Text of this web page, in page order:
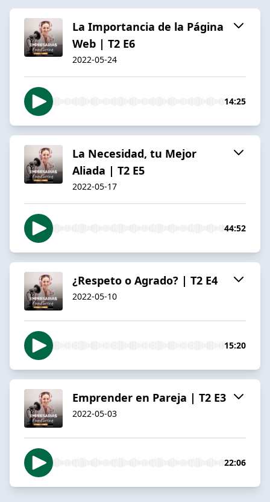
La Importancia de la Página
Web | T2 E6
2022-05-24
14:25
La Necesidad, tu Mejor
Aliada | T2 E5
2022-05-17
44:52
¿Respeto o Agrado? | T2 E4
2022-05-10
15:20
Emprender en Pareja | T2 E3
2022-05-03
22:06